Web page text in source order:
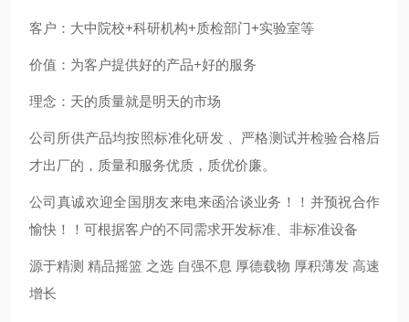
客户：大中院校+科研机构+质检部门+实验室等
价值：为客户提供好的产品+好的服务
理念：天的质量就是明天的市场
公司所供产品均按照标准化研发 、严格测试并检验合格后
才出厂的，质量和服务优质，质优价廉。
公司真诚欢迎全国朋友来电来函洽谈业务！！并预祝合作
愉快！！可根据客户的不同需求开发标准、非标准设备
源于精测 精品摇篮 之选 自强不息 厚德载物 厚积薄发 高速
增长